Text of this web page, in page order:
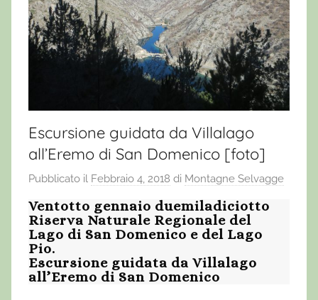
Escursione guidata da Villalago
all’Eremo di San Domenico [foto]
Pubblicato il Febbraio 4, 2018 di Montagne Selvagge
Ventotto gennaio duemiladiciotto
Riserva Naturale Regionale del
Lago di San Domenico e del Lago
Pio.
Escursione guidata da Villalago
all’Eremo di San Domenico